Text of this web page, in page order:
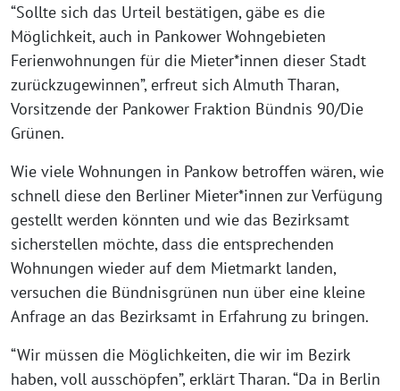
“Sollte sich das Urteil bestätigen, gäbe es die
Möglichkeit, auch in Pankower Wohngebieten
Ferienwohnungen für die Mieter*innen dieser Stadt
zurückzugewinnen”, erfreut sich Almuth Tharan,
Vorsitzende der Pankower Fraktion Bündnis 90/Die
Grünen.
Wie viele Wohnungen in Pankow betroffen wären, wie
schnell diese den Berliner Mieter*innen zur Verfügung
gestellt werden könnten und wie das Bezirksamt
sicherstellen möchte, dass die entsprechenden
Wohnungen wieder auf dem Mietmarkt landen,
versuchen die Bündnisgrünen nun über eine kleine
Anfrage an das Bezirksamt in Erfahrung zu bringen.
“Wir müssen die Möglichkeiten, die wir im Bezirk
haben, voll ausschöpfen”, erklärt Tharan. “Da in Berlin